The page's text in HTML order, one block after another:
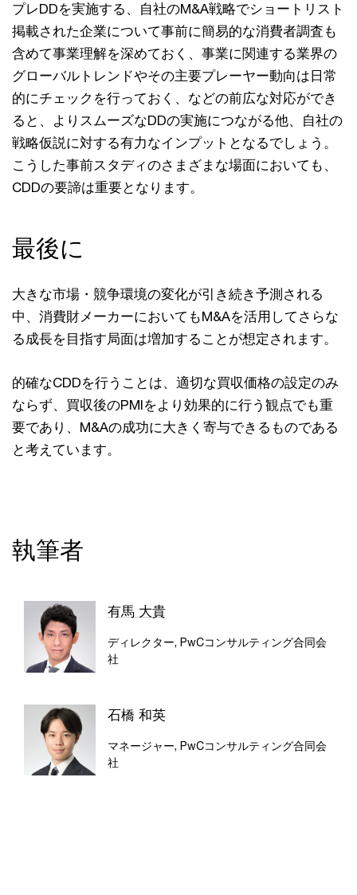
プレDDを実施する、自社のM&A戦略でショートリスト
掲載された企業について事前に簡易的な消費者調査も
含めて事業理解を深めておく、事業に関連する業界の
グローバルトレンドやその主要プレーヤー動向は日常
的にチェックを行っておく、などの前広な対応ができ
ると、よりスムーズなDDの実施につながる他、自社の
戦略仮説に対する有力なインプットとなるでしょう。
こうした事前スタディのさまざまな場面においても、
CDDの要諦は重要となります。
最後に
大きな市場・競争環境の変化が引き続き予測される
中、消費財メーカーにおいてもM&Aを活用してさらな
る成長を目指す局面は増加することが想定されます。
的確なCDDを行うことは、適切な買収価格の設定のみ
ならず、買収後のPMIをより効果的に行う観点でも重
要であり、M&Aの成功に大きく寄与できるものである
と考えています。
執筆者
有馬 大貴
ディレクター, PwCコンサルティング合同会
社
石橋 和英
マネージャー, PwCコンサルティング合同会
社